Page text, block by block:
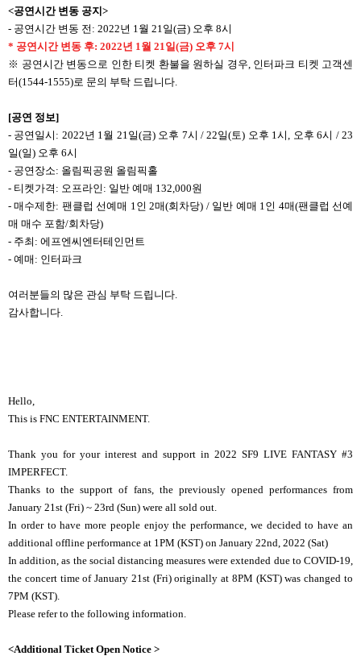
<공연시간 변동 공지>
- 공연시간 변동 전: 2022년 1월 21일(금) 오후 8시
* 공연시간 변동 후: 2022년 1월 21일(금) 오후 7시
※ 공연시간 변동으로 인한 티켓 환불을 원하실 경우, 인터파크 티켓 고객센
터(1544-1555)로 문의 부탁 드립니다.
[공연 정보]
- 공연일시: 2022년 1월 21일(금) 오후 7시 / 22일(토) 오후 1시, 오후 6시 / 23
일(일) 오후 6시
- 공연장소: 올림픽공원 올림픽홀
- 티켓가격: 오프라인: 일반 예매 132,000원
- 매수제한: 팬클럽 선예매 1인 2매(회차당) / 일반 예매 1인 4매(팬클럽 선예
매 매수 포함/회차당)
- 주최: 에프엔씨엔터테인먼트
- 예매: 인터파크
여러분들의 많은 관심 부탁 드립니다.
감사합니다.
Hello,
This is FNC ENTERTAINMENT.
Thank you for your interest and support in 2022 SF9 LIVE FANTASY #3
IMPERFECT.
Thanks to the support of fans, the previously opened performances from
January 21st (Fri) ~ 23rd (Sun) were all sold out.
In order to have more people enjoy the performance, we decided to have an
additional offline performance at 1PM (KST) on January 22nd, 2022 (Sat)
In addition, as the social distancing measures were extended due to COVID-19,
the concert time of January 21st (Fri) originally at 8PM (KST) was changed to
7PM (KST).
Please refer to the following information.
<Additional Ticket Open Notice >